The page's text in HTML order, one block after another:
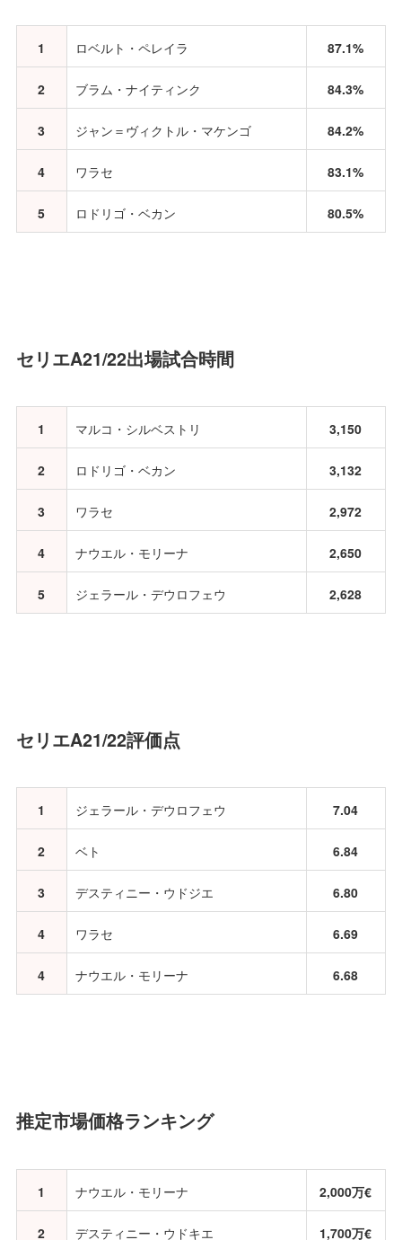
1 ロベルト・ペレイラ 87.1%
2 ブラム・ナイティンク 84.3%
3 ジャン＝ヴィクトル・マケンゴ 84.2%
4 ワラセ 83.1%
5 ロドリゴ・ベカン 80.5%
セリエA21/22出場試合時間
1 マルコ・シルベストリ 3,150
2 ロドリゴ・ベカン 3,132
3 ワラセ 2,972
4 ナウエル・モリーナ 2,650
5 ジェラール・デウロフェウ 2,628
セリエA21/22評価点
1 ジェラール・デウロフェウ 7.04
2 ベト 6.84
3 デスティニー・ウドジエ 6.80
4 ワラセ 6.69
4 ナウエル・モリーナ 6.68
推定市場価格ランキング
1 ナウエル・モリーナ 2,000万€
2 デスティニー・ウドキエ 1,700万€